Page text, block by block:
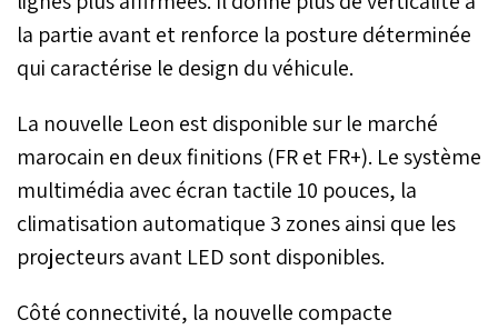
la partie avant et renforce la posture déterminée
qui caractérise le design du véhicule.
La nouvelle Leon est disponible sur le marché
marocain en deux finitions (FR et FR+). Le système
multimédia avec écran tactile 10 pouces, la
climatisation automatique 3 zones ainsi que les
projecteurs avant LED sont disponibles.
Côté connectivité, la nouvelle compacte